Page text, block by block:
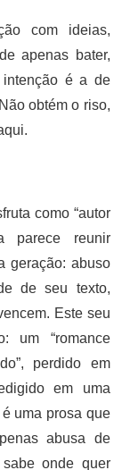
com ideias,
apenas bater,
é a de
obtém o riso,
como “autor
parece reunir
geração: abuso
de seu texto,
Este seu
um “romance
perdido em
em uma
uma prosa que
abusa de
onde quer